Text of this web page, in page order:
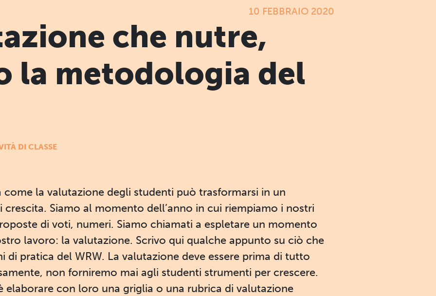
10 FEBBRAIO 2020
che nutre,
la metodologia del
DI CLASSE
come la valutazione degli studenti può trasformarsi in un
Siamo al momento dell’anno in cui riempiamo i nostri
di voti, numeri. Siamo chiamati a espletare un momento
lavoro: la valutazione. Scrivo qui qualche appunto su ciò che
di pratica del WRW. La valutazione deve essere prima di tutto
non forniremo mai agli studenti strumenti per crescere.
elaborare con loro una griglia o una rubrica di valutazione